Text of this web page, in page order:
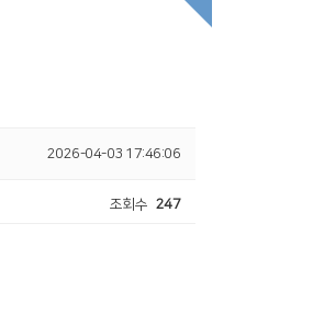
2026-04-03 17:46:06
조회수 247